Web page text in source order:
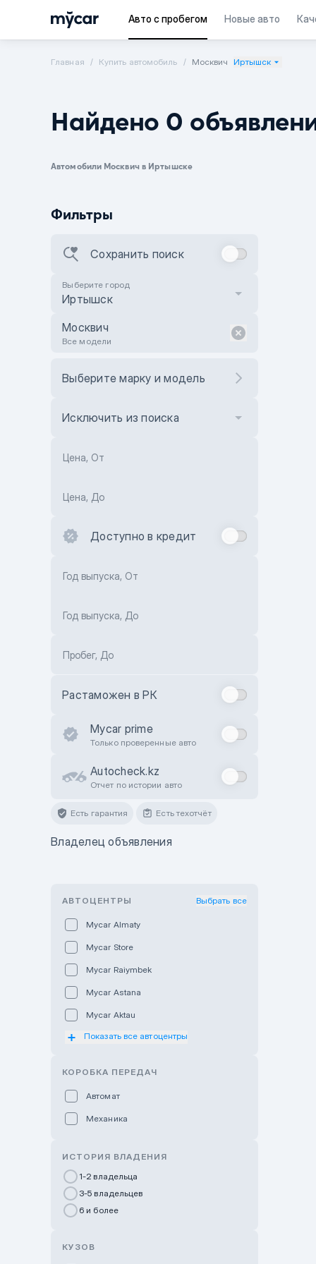
Авто с пробегом Новые авто
Главная Купить автомобиль Москвич Иртышск
Найдено 0
Автомобили Москвич в Иртышске
Фильтры
Сохранить поиск
Выберите город
Иртышск
Москвич
Все модели
Выберите марку и модель
Исключить из поиска
Цена, От
Цена, До
Доступно в кредит
Год выпуска, От
Год выпуска, До
Пробег, До
Растаможен в РК
Mycar prime
Только проверенные авто
Autocheck.kz
Отчет по истории авто
Есть гарантия Есть техотчёт
Владелец объявления
АВТОЦЕНТРЫ Выбрать все
Mycar Almaty
Mycar Store
Mycar Raiymbek
Mycar Astana
Mycar Aktau
Mycar Uralsk
GWM Nurly Zhol
Chery Astana
Показать все автоцентры
КОРОБКА ПЕРЕДАЧ
Автомат
Механика
ИСТОРИЯ ВЛАДЕНИЯ
1-2 владельца
3-5 владельцев
6 и более
КУЗОВ